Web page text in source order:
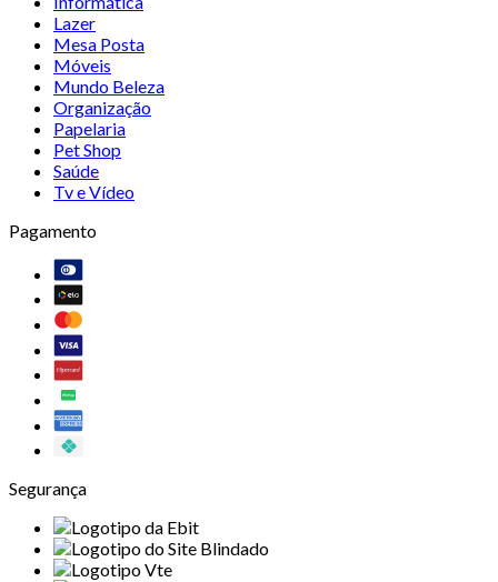
Lazer
Mesa Posta
Móveis
Mundo Beleza
Organização
Papelaria
Pet Shop
Saúde
Tv e Vídeo
Pagamento
Segurança